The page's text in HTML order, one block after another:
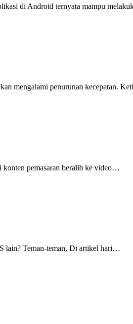
di Android ternyata mampu
mengalami penurunan kecepatan.
konten pemasaran beralih ke video…
lain? Teman-teman, Di artikel hari…